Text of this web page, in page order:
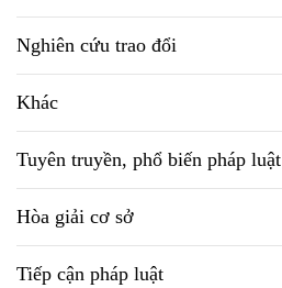
Nghiên cứu trao đổi
Khác
Tuyên truyền, phổ biến pháp luật
Hòa giải cơ sở
Tiếp cận pháp luật